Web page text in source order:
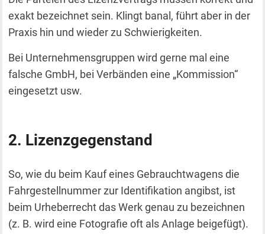
exakt bezeichnet sein. Klingt banal, führt aber in der
Praxis hin und wieder zu Schwierigkeiten.
Bei Unternehmensgruppen wird gerne mal eine
falsche GmbH, bei Verbänden eine „Kommission“
eingesetzt usw.
Lizenzgegenstand
So, wie du beim Kauf eines Gebrauchtwagens die
Fahrgestellnummer zur Identifikation angibst, ist
beim Urheberrecht das Werk genau zu bezeichnen
(z. B. wird eine Fotografie oft als Anlage beigefügt).